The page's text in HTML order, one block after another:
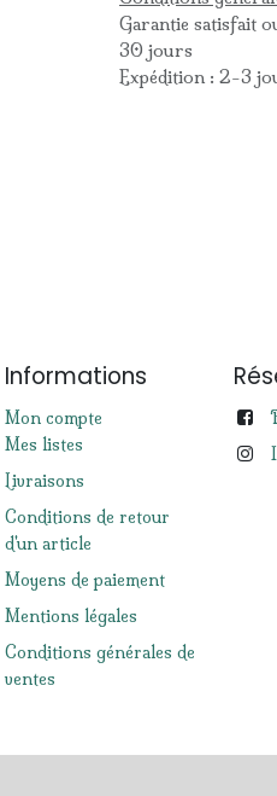
Garantie satisfait
30 jours
Expédition : 2-3
Informations
Mon compte
Mes listes
Livraisons
Conditions de retour
d'un article
Moyens de paiement
Mentions légales
Conditions générales de
ventes